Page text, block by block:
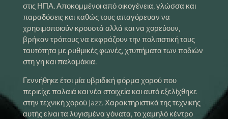
στις ΗΠΑ. Αποκομμένοι από οικογένεια, γλώσσα και
παραδόσεις και καθώς τους απαγόρευαν να
χρησιμοποιούν κρουστά αλλά και να χορεύουν,
βρήκαν τρόπους να εκφράζουν την πολιτιστική τους
ταυτότητα με ρυθμικές φωνές, χτυπήματα των ποδιών
στη γη και παλαμάκια.
Γεννήθηκε έτσι μία υβριδική φόρμα χορού που
περιείχε παλαιά και νέα στοιχεία και αυτό εξελίχθηκε
στην τεχνική χορού Jazz. Χαρακτηριστικά της τεχνικής
αυτής είναι τα λυγισμένα γόνατα, το χαμηλό κέντρο